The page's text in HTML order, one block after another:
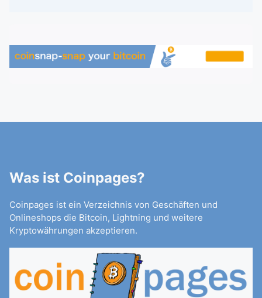
Was ist Coinpages?
Coinpages ist ein Verzeichnis von Geschäften und
Onlineshops die Bitcoin, Lightning und weitere
Kryptowährungen akzeptieren.